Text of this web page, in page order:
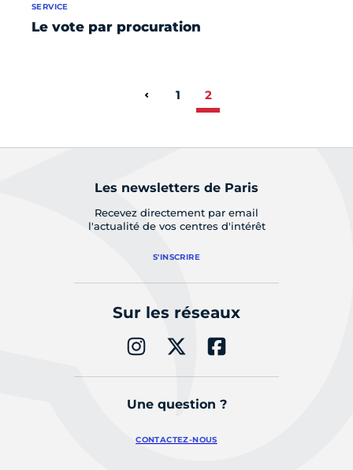
Le vote par procuration
SERVICE
Page précédente
1 2
Les newsletters de Paris
Recevez directement par email
l'actualité de vos centres d'intérêt
S'INSCRIRE
Sur les réseaux
Une question ?
CONTACTEZ-NOUS